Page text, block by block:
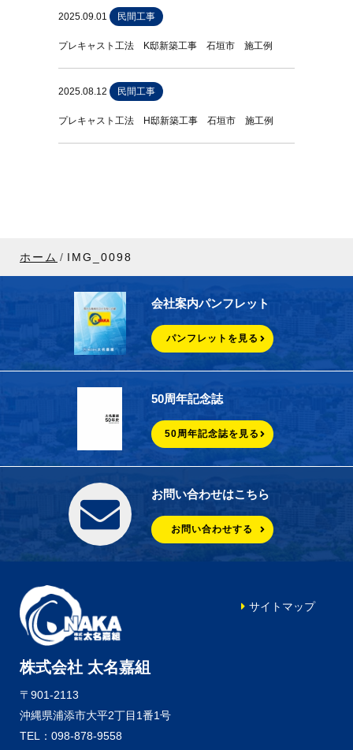
2025.09.01 民間工事
プレキャスト工法 K邸新築工事 石垣市 施工例
2025.08.12 民間工事
プレキャスト工法 H邸新築工事 石垣市 施工例
ホーム IMG_0098
会社案内パンフレット
パンフレットを見る
50周年記念誌
50周年記念誌を見る
お問い合わせはこちら
お問い合わせする
株式会社 太名嘉組
〒901-2113
沖縄県浦添市大平2丁目1番1号
TEL：098-878-9558
サイトマップ